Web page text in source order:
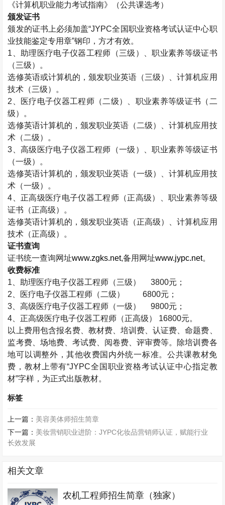
《计算机职业能力考试指南》（公共课选考）
颁发证书
颁发的证书上必须加盖“JYPC全国职业资格考试认证中心职
业技能鉴定专用章”钢印，方才有效。
1 、助理医疗电子仪器工程师（三级）、职业素养等级证书
（三级）。
选修英语或计算机的，颁发职业英语（三级）、计算机应用
技术（三级）。
2 、医疗电子仪器工程师（二级）、职业素养等级证书（二
级）。
选修英语计算机的，颁发职业英语（二级）、计算机应用技
术（二级）。
3 、高级医疗电子仪器工程师（一级）、职业素养等级证书
（一级）。
选修英语计算机的，颁发职业英语（一级）、计算机应用技
术（一级）。
4 、正高级医疗电子仪器工程师（正高级）、职业素养等级
证书（正高级）。
选修英语计算机的，颁发职业英语（正高级）、计算机应用
技术（正高级）。
证书查询
证书统一查询网址www.zgks.net,备用网址www.jypc.net。
收费标准
1 、助理医疗电子仪器工程师（三级） 3800元；
2 、医疗电子仪器工程师（二级） 6800元；
3 、高级医疗电子仪器工程师（一级） 9800元；
4 、正高级医疗电子仪器工程师（正高级） 16800元。
以上费用包含报名费、教材费、培训费、认证费、命题费、
监考费、场地费、考试费、阅卷费、评审费等。除培训费各
地可以调整外，其他收费国内外统一标准。公共课教材免
费，教材上带有“JYPC全国职业资格考试认证中心指定教
材”字样，为正式出版教材。
标签
上一篇： 美容美体师招生简章
下一篇： 美妆营销职业进阶：JYPC化妆品营销师认证，赋能行业
长效发展
相关文章
农机工程师招生简章（独家）